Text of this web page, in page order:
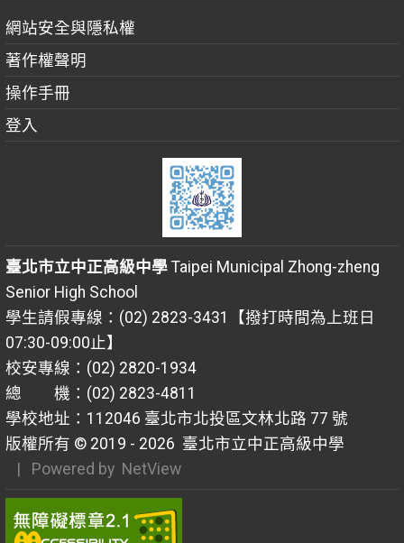
網站安全與隱私權
著作權聲明
操作手冊
登入
臺北市立中正高級中學Taipei Municipal Zhong-zheng
Senior High School
學生請假專線：(02) 2823-3431【撥打時間為上班日
07:30-09:00止】
校安專線：(02) 2820-1934
總 機：(02) 2823-4811
學校地址：112046 臺北市北投區文林北路 77 號
版權所有 © 2019 - 2026 臺北市立中正高級中學
| Powered by NetView